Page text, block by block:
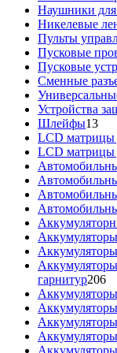
Наушники для
Никелевые
Пульты
Пусковые
Пусковые
Сменные
Устройства
Шлейфы1313
LCD матрицы
LCD матрицы
гарнитур206206